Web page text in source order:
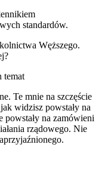
standardów.
Węższego.
temat
Te mnie na szczęście
widzisz powstały na
powstały na zamówieni
rządowego. Nie